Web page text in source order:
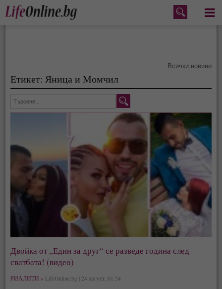
Меню
Всички новини
Етикет: Яница и Момчил
Двойка от „Един за друг“ се разведе година след
сватбата! (видео)
РИАЛИТИ » LifeOnline.bg | 24 август, 01:54